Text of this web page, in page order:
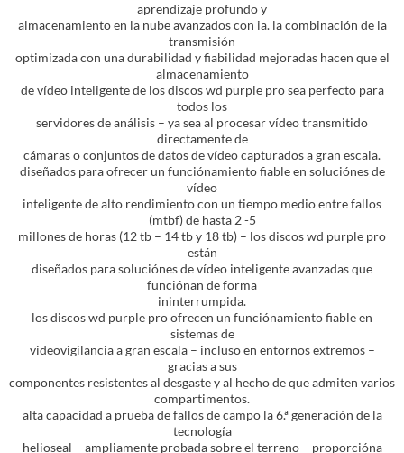
aprendizaje profundo y
almacenamiento en la nube avanzados con ia. la combinación de la
transmisión
optimizada con una durabilidad y fiabilidad mejoradas hacen que el
almacenamiento
de vídeo inteligente de los discos wd purple pro sea perfecto para
todos los
servidores de análisis – ya sea al procesar vídeo transmitido
directamente de
cámaras o conjuntos de datos de vídeo capturados a gran escala.
diseñados para ofrecer un funciónamiento fiable en soluciónes de
vídeo
inteligente de alto rendimiento con un tiempo medio entre fallos
(mtbf) de hasta 2 -5
millones de horas (12 tb – 14 tb y 18 tb) – los discos wd purple pro
están
diseñados para soluciónes de vídeo inteligente avanzadas que
funciónan de forma
ininterrumpida.
los discos wd purple pro ofrecen un funciónamiento fiable en
sistemas de
videovigilancia a gran escala – incluso en entornos extremos –
gracias a sus
componentes resistentes al desgaste y al hecho de que admiten varios
compartimentos.
alta capacidad a prueba de fallos de campo la 6.ª generación de la
tecnología
helioseal – ampliamente probada sobre el terreno – proporcióna